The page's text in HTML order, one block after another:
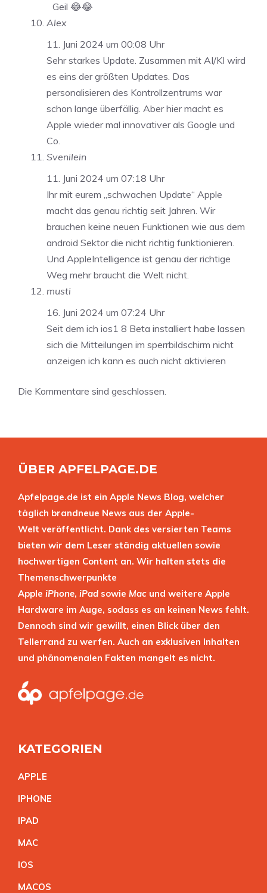
Geil 😂😂
Alex
11. Juni 2024 um 00:08 Uhr
Sehr starkes Update. Zusammen mit AI/KI wird
es eins der größten Updates. Das
personalisieren des Kontrollzentrums war
schon lange überfällig. Aber hier macht es
Apple wieder mal innovativer als Google und
Co.
Svenilein
11. Juni 2024 um 07:18 Uhr
Ihr mit eurem „schwachen Update“ Apple
macht das genau richtig seit Jahren. Wir
brauchen keine neuen Funktionen wie aus dem
android Sektor die nicht richtig funktionieren.
Und AppleIntelligence ist genau der richtige
Weg mehr braucht die Welt nicht.
musti
16. Juni 2024 um 07:24 Uhr
Seit dem ich ios1 8 Beta installiert habe lassen
sich die Mitteilungen im sperrbildschirm nicht
anzeigen ich kann es auch nicht aktivieren
Die Kommentare sind geschlossen.
ÜBER APFELPAGE.DE
Apfelpage.de ist ein Apple News Blog, welcher
täglich brandneue News aus der Apple-
Welt veröffentlicht. Dank des versierten Teams
bieten wir dem Leser ständig aktuellen sowie
hochwertigen Content an. Wir halten stets die
Themenschwerpunkte
Apple iPhone, iPad sowie Mac und weitere Apple
Hardware im Auge, sodass es an keinen News fehlt.
Dennoch sind wir gewillt, einen Blick über den
Tellerrand zu werfen. Auch an exklusiven Inhalten
und phänomenalen Fakten mangelt es nicht.
KATEGORIEN
APPLE
IPHONE
IPAD
MAC
IOS
MACOS